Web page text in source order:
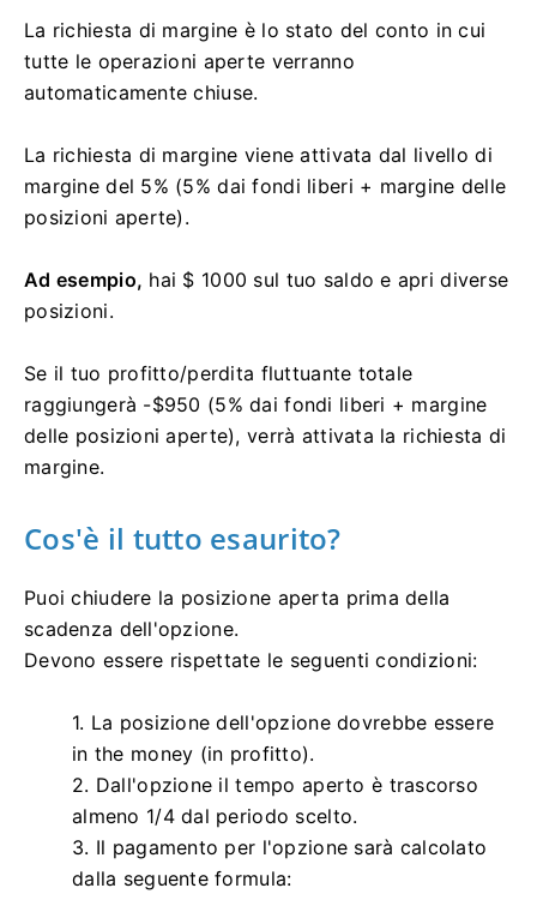
La richiesta di margine è lo stato del conto in cui
tutte le operazioni aperte verranno
automaticamente chiuse.
La richiesta di margine viene attivata dal livello di
margine del 5% (5% dai fondi liberi + margine delle
posizioni aperte).
Ad esempio, hai $ 1000 sul tuo saldo e apri diverse
posizioni.
Se il tuo profitto/perdita fluttuante totale
raggiungerà -$950 (5% dai fondi liberi + margine
delle posizioni aperte), verrà attivata la richiesta di
margine.
Cos'è il tutto esaurito?
Puoi chiudere la posizione aperta prima della
scadenza dell'opzione.
Devono essere rispettate le seguenti condizioni:
1. La posizione dell'opzione dovrebbe essere
in the money (in profitto).
2. Dall'opzione il tempo aperto è trascorso
almeno 1/4 dal periodo scelto.
3. Il pagamento per l'opzione sarà calcolato
dalla seguente formula: